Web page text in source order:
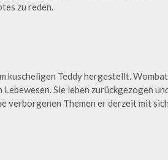
zu reden.
kuscheligen Teddy hergestellt.
Sie leben zurückgezogen
verborgenen Themen er derzeit mit sich